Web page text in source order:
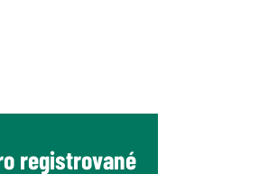
registrované